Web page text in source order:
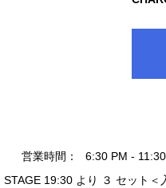
営業時間：
6:30 PM -
STAGE 19:30 より ３ セット